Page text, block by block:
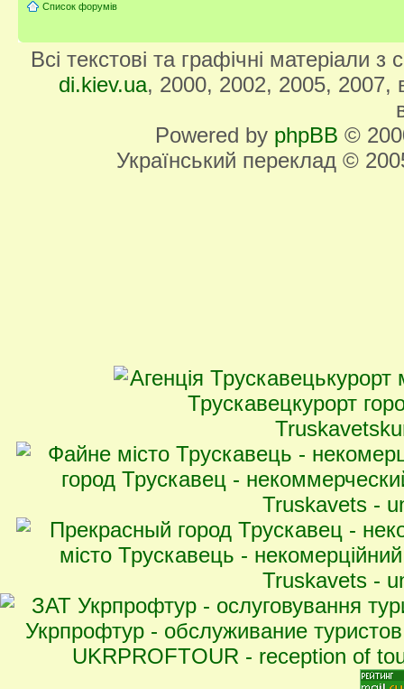
Список форумів
Всі текстові та графічні матеріали
di.kiev.ua, 2000, 2002, 2005, 2007,
Powered by phpBB ©
Український переклад ©